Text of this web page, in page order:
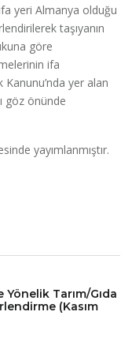
Yönelik Tarım/Gıda
(Kasım
yeri Almanya olduğu
taşıyanın
göre
ifa
yer alan
göz önünde
yayımlanmıştır.